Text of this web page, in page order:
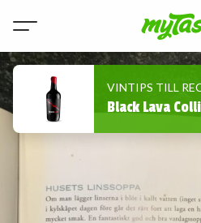
VINTIPS TILL
Black Lava